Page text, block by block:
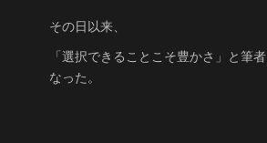
その日以来、
「選択できることこそ豊かさ」と筆
なった。